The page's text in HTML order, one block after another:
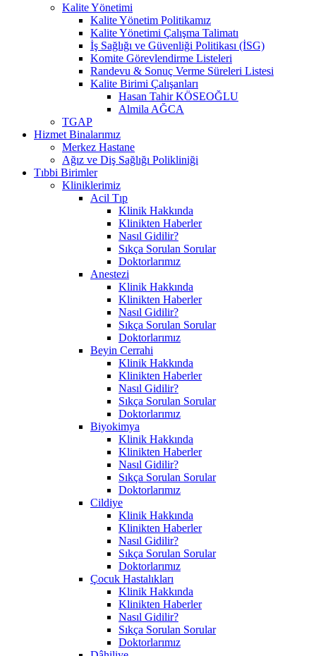
Kalite Yönetimi
Kalite Yönetim Politikamız
Kalite Yönetimi Çalışma Talimatı
İş Sağlığı ve Güvenliği Politikası (İSG)
Komite Görevlendirme Listeleri
Randevu & Sonuç Verme Süreleri Listesi
Kalite Birimi Çalışanları
Hasan Tahir KÖSEOĞLU
Almila AĞCA
TGAP
Hizmet Binalarımız
Merkez Hastane
Ağız ve Diş Sağlığı Polikliniği
Tıbbi Birimler
Kliniklerimiz
Acil Tıp
Klinik Hakkında
Klinikten Haberler
Nasıl Gidilir?
Sıkça Sorulan Sorular
Doktorlarımız
Anestezi
Klinik Hakkında
Klinikten Haberler
Nasıl Gidilir?
Sıkça Sorulan Sorular
Doktorlarımız
Beyin Cerrahi
Klinik Hakkında
Klinikten Haberler
Nasıl Gidilir?
Sıkça Sorulan Sorular
Doktorlarımız
Biyokimya
Klinik Hakkında
Klinikten Haberler
Nasıl Gidilir?
Sıkça Sorulan Sorular
Doktorlarımız
Cildiye
Klinik Hakkında
Klinikten Haberler
Nasıl Gidilir?
Sıkça Sorulan Sorular
Doktorlarımız
Çocuk Hastalıkları
Klinik Hakkında
Klinikten Haberler
Nasıl Gidilir?
Sıkça Sorulan Sorular
Doktorlarımız